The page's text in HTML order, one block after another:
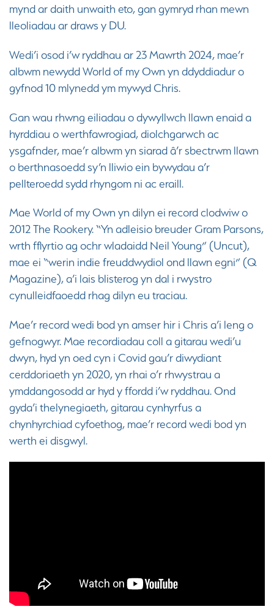
mynd ar daith unwaith eto, gan gymryd rhan mewn
lleoliadau ar draws y DU.
Wedi’i osod i’w ryddhau ar 23 Mawrth 2024, mae’r
albwm newydd World of my Own yn ddyddiadur o
gyfnod 10 mlynedd ym mywyd Chris.
Gan wau rhwng eiliadau o dywyllwch llawn enaid a
hyrddiau o werthfawrogiad, diolchgarwch ac
ysgafnder, mae’r albwm yn siarad â’r sbectrwm llawn
o berthnasoedd sy’n lliwio ein bywydau a’r
pellteroedd sydd rhyngom ni ac eraill.
Mae World of my Own yn dilyn ei record clodwiw o
2012 The Rookery. “Yn adleisio breuder Gram Parsons,
wrth fflyrtio ag ochr wladaidd Neil Young” (Uncut),
mae ei “werin indie freuddwydiol ond llawn egni” (Q
Magazine), a’i lais blisterog yn dal i rwystro
cynulleidfaoedd rhag dilyn eu traciau.
Mae’r record wedi bod yn amser hir i Chris a’i leng o
gefnogwyr. Mae recordiadau coll a gitarau wedi’u
dwyn, hyd yn oed cyn i Covid gau’r diwydiant
cerddoriaeth yn 2020, yn rhai o’r rhwystrau a
ymddangosodd ar hyd y ffordd i’w ryddhau. Ond
gyda’i thelynegiaeth, gitarau cynhyrfus a
chynhyrchiad cyfoethog, mae’r record wedi bod yn
werth ei disgwyl.